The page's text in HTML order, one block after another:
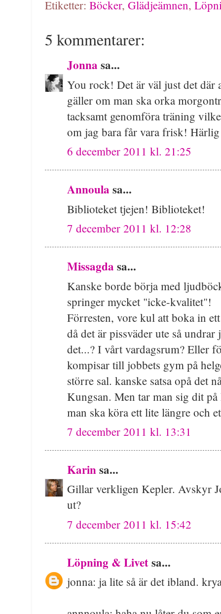
Etiketter: Böcker, Glädjeämnen,
5 kommentarer:
Jonna sa...
You rock! Det är väl just det där
gäller om man ska orka
tacksamt genomföra träning
om jag bara får vara frisk!
6 december 2011 kl. 21:25
Annoula sa...
Biblioteket tjejen! Biblioteket!
7 december 2011 kl. 12:28
Missagda sa...
Kanske borde börja med
springer mycket "icke-kvalitet"!
Förresten, vore kul att boka in
då det är pissväder ute så
det...? I vårt vardagsrum? Eller
kompisar till jobbets gym på
större sal. kanske satsa opå det
Kungsan. Men tar man sig dit
man ska köra ett lite längre och
7 december 2011 kl. 13:31
Karinsa...
Gillar verkligen Kepler. Avskyr
ut?
7 december 2011 kl. 15:42
Löpning & Livetsa...
jonna: ja lite så är det ibland.